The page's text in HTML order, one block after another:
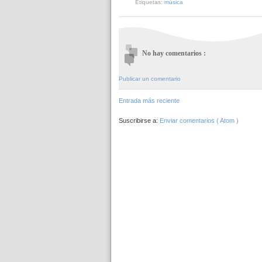
Etiquetas: música
No hay comentarios :
Publicar un comentario
Entrada más reciente
Suscribirse a: Enviar comentarios ( Atom )